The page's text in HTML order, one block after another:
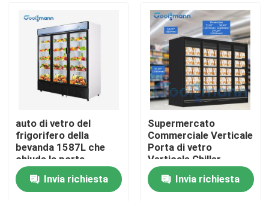
auto di vetro del
frigorifero della
bevanda 1587L che
chiude la porta
temperata Front
Cooler di doppio
strato
Invia richiesta
Supermercato
Commerciale Verticale
Porta di vetro
Verticale Chiller
Vitrina Frigorifero
Multi Decks Remote
Invia richiesta